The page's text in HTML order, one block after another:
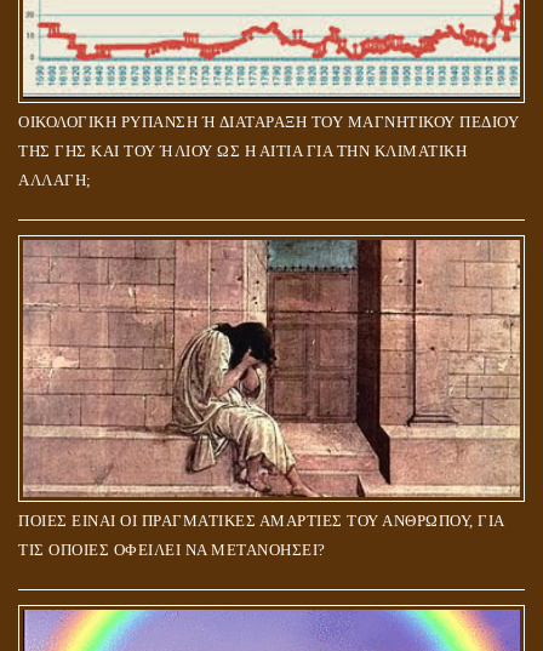
ΟΙΚΟΛΟΓΙΚΗ ΡΥΠΑΝΣΗ Ή ΔΙΑΤΑΡΑΞΗ ΤΟΥ ΜΑΓΝΗΤΙΚΟΥ ΠΕΔΙΟΥ
ΤΗΣ ΓΗΣ ΚΑΙ ΤΟΥ ΉΛΙΟΥ ΩΣ Η ΑΙΤΙΑ ΓΙΑ ΤΗΝ ΚΛΙΜΑΤΙΚΗ
ΑΛΛΑΓΗ;
ΠΟΙΕΣ ΕΙΝΑΙ ΟΙ ΠΡΑΓΜΑΤΙΚΕΣ ΑΜΑΡΤΙΕΣ ΤΟΥ ΑΝΘΡΩΠΟΥ, ΓΙΑ
ΤΙΣ ΟΠΟΙΕΣ ΟΦΕΙΛΕΙ ΝΑ ΜΕΤΑΝΟΗΣΕΙ?